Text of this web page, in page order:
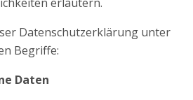
Datenschutzerklärung unter
Begriffe:
Daten